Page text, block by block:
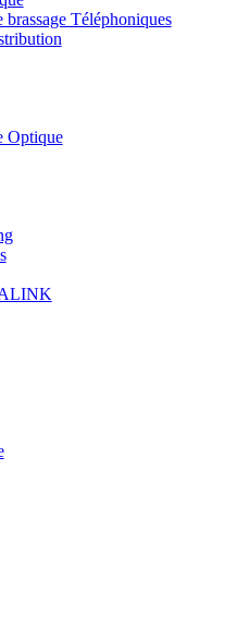
brassage Téléphoniques
Optique